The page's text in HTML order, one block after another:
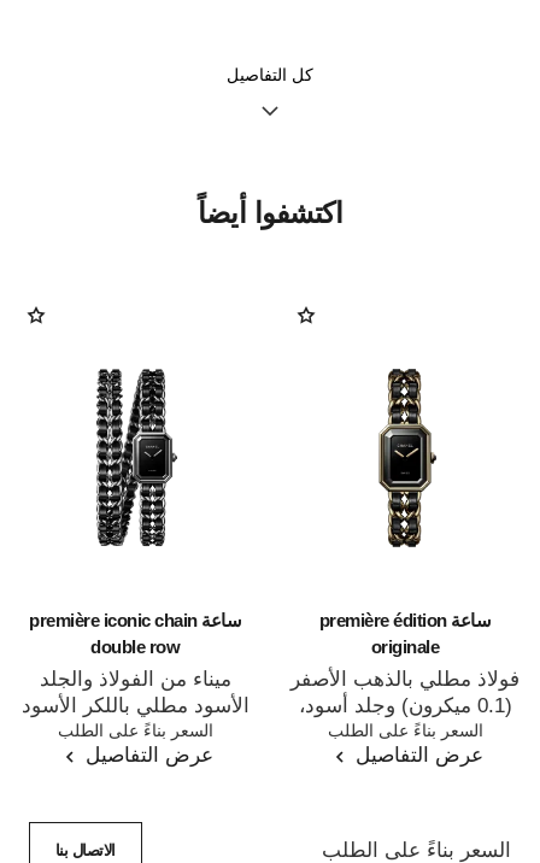
المقاومة للماء
30 متر
كل التفاصيل
اكتشفوا أيضاً
ساعة première édition
originale
فولاذ مطلي بالذهب الأصفر
(0.1 ميكرون) وجلد أسود،
ميناء مطلي باللكر الأسودالمرجع H6951السعر بناءً على الطلب
عرض التفاصيل
ساعة première iconic chain
double row
ميناء من الفولاذ والجلد
الأسود مطلي باللكر الأسود
المرجع H10446السعر بناءً على الطلب
عرض التفاصيل
السعر بناءً على الطلب الاتصال بنا